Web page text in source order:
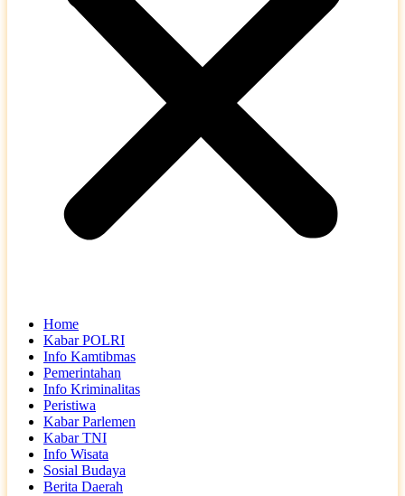
Home
Kabar POLRI
Info Kamtibmas
Pemerintahan
Info Kriminalitas
Peristiwa
Kabar Parlemen
Kabar TNI
Info Wisata
Sosial Budaya
Berita Daerah